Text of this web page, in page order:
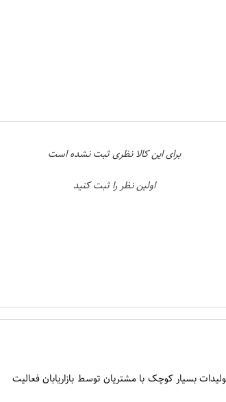
برای این کالا نظری ثبت نشده است
اولین نظر را ثبت کنید
بسیار کوچک با مشتریان توسط بازاریابان فعالیت